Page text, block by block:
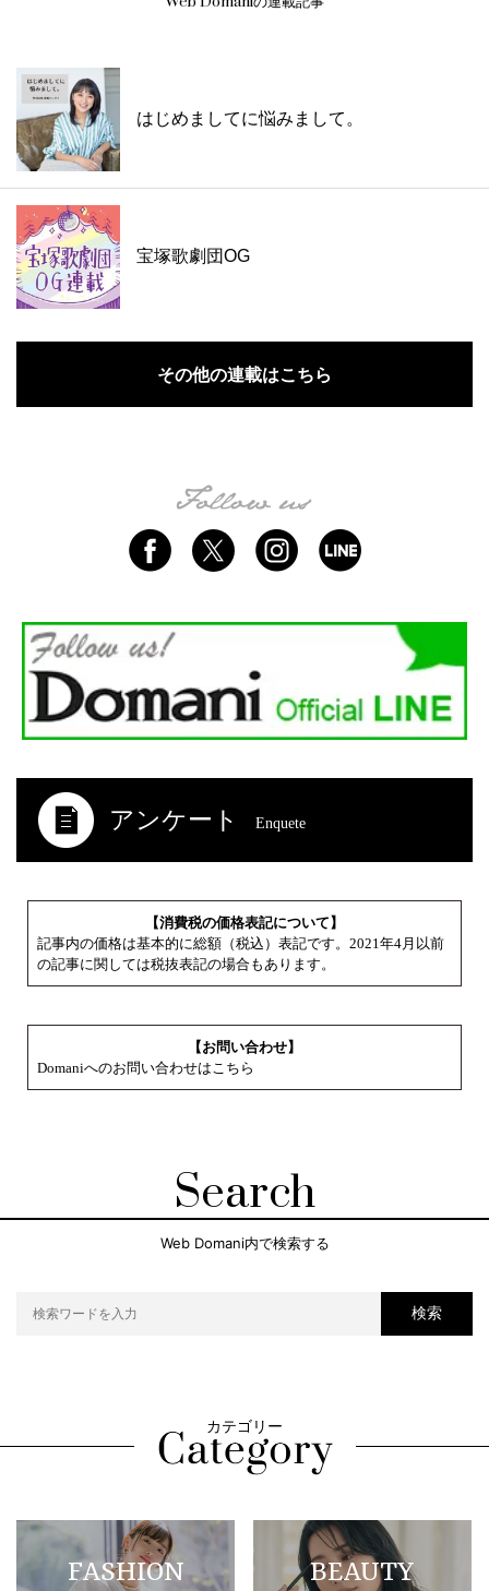
はじめましてに悩みまして。
宝塚歌劇団OG
その他の連載はこちら
アンケート Enquete
【消費税の価格表記について】
記事内の価格は基本的に総額（税込）表記です。2021年4月以前
の記事に関しては税抜表記の場合もあります。
【お問い合わせ】
Domaniへのお問い合わせはこちら
Search
Web Domani内で検索する
検索
カテゴリー
FASHION BEAUTY